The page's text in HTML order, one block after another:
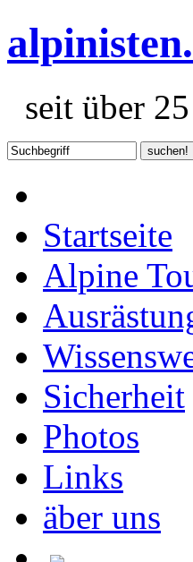
seit über
Startseite
Alpine
Sicherheit
Photos
Links
äber uns